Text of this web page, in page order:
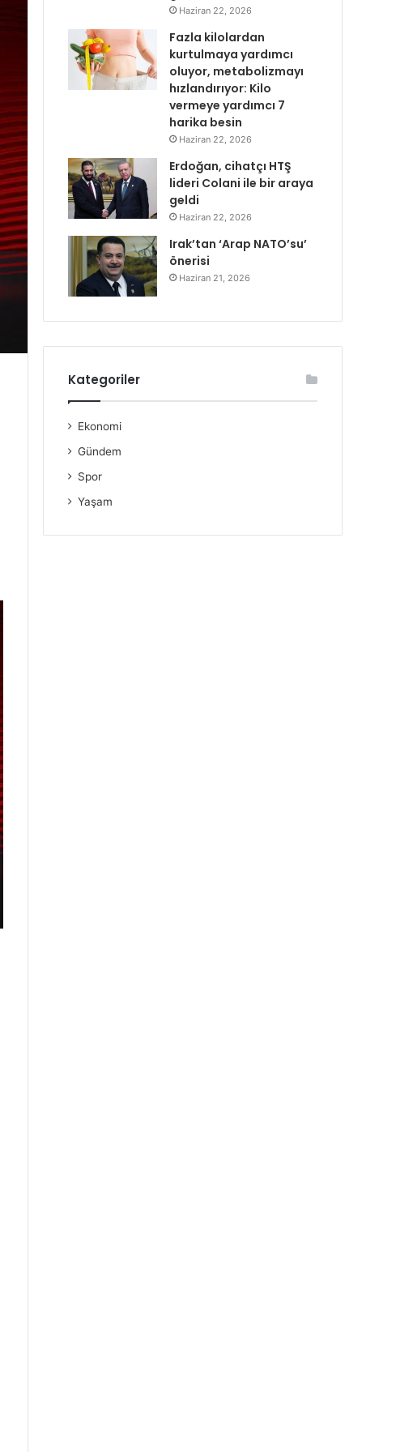
Haziran 22, 2026
Fazla kilolardan
kurtulmaya yardımcı
oluyor, metabolizmayı
hızlandırıyor: Kilo
vermeye yardımcı 7
harika besin
Haziran 22, 2026
Erdoğan, cihatçı HTŞ
lideri Colani ile bir araya
geldi
Haziran 22, 2026
Irak’tan ‘Arap NATO’su’
önerisi
Haziran 21, 2026
Kategoriler
Ekonomi
Gündem
Spor
Yaşam